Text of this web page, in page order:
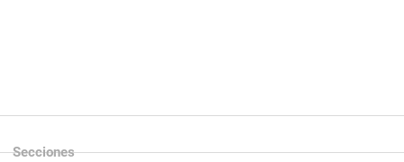
Secciones